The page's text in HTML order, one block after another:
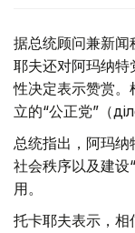
据总统顾问兼新闻
耶夫还对阿玛纳特
性决定表示赞赏
立的“公正党”（
总统指出，阿玛纳
社会秩序以及建设
用。
托卡耶夫表示，相